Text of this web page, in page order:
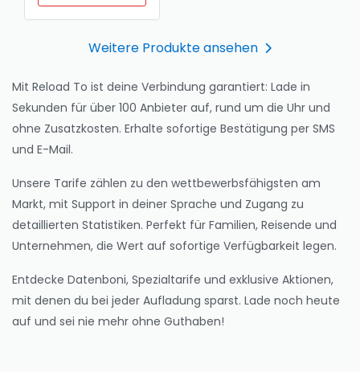
Weitere Produkte ansehen
Mit Reload To ist deine Verbindung garantiert: Lade in
Sekunden für über 100 Anbieter auf, rund um die Uhr und
ohne Zusatzkosten. Erhalte sofortige Bestätigung per SMS
und E-Mail.
Unsere Tarife zählen zu den wettbewerbsfähigsten am
Markt, mit Support in deiner Sprache und Zugang zu
detaillierten Statistiken. Perfekt für Familien, Reisende und
Unternehmen, die Wert auf sofortige Verfügbarkeit legen.
Entdecke Datenboni, Spezialtarife und exklusive Aktionen,
mit denen du bei jeder Aufladung sparst. Lade noch heute
auf und sei nie mehr ohne Guthaben!